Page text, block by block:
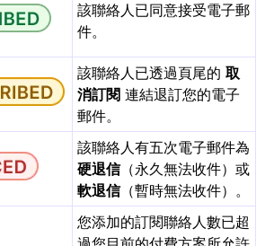
該聯絡人已同意接受電子郵
件。
該聯絡人已透過頁尾的 取
消訂閱 連結退訂您的電子
郵件。
該聯絡人有五次電子郵件為
硬退信（永久無法收件）或
軟退信（暫時無法收件）。
您添加的訂閱聯絡人數已超